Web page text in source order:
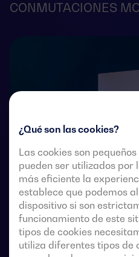
¿Qué son las cookies?
Las cookies son
pueden ser utilizados por
más eficiente la
establece que podemos
dispositivo si son
funcionamiento de este
tipos de cookies
utiliza diferentes tipos de
CONMUTACIONES
Conmutadores de
remoto de 4 polos con